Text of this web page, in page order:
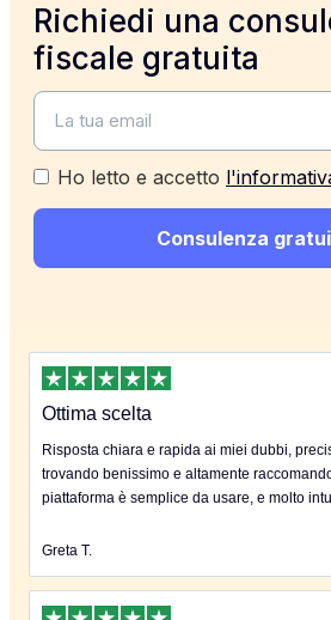
Richiedi una
fiscale gratuita
Ho letto e accetto
Consulenza
Ottima scelta
Risposta chiara e rapida ai miei dubbi,
trovando benissimo e altamente
piattaforma è semplice da usare, e molto
Greta T.